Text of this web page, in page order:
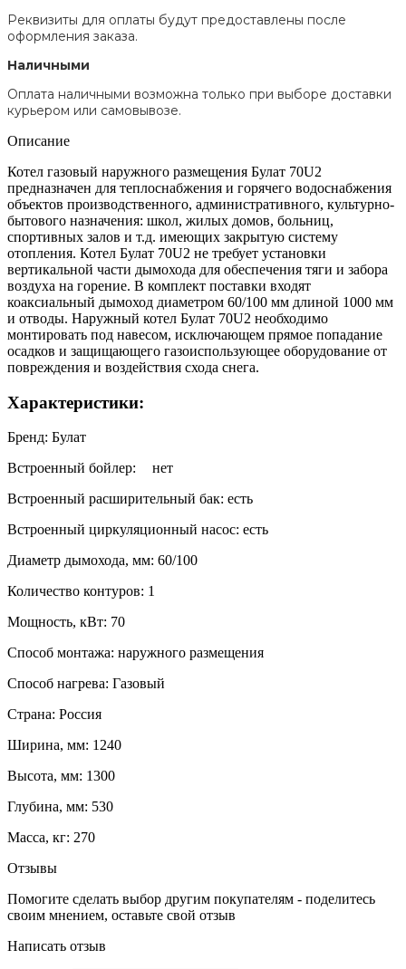
Реквизиты для оплаты будут предоставлены после
оформления заказа.
Наличными
Оплата наличными возможна только при выборе доставки
курьером или самовывозе.
Описание
Котел газовый наружного размещения Булат 70U2
предназначен для теплоснабжения и горячего водоснабжения
объектов производственного, административного, культурно-
бытового назначения: школ, жилых домов, больниц,
спортивных залов и т.д. имеющих закрытую систему
отопления. Котел Булат 70U2 не требует установки
вертикальной части дымохода для обеспечения тяги и забора
воздуха на горение. В комплект поставки входят
коаксиальный дымоход диаметром 60/100 мм длиной 1000 мм
и отводы. Наружный котел Булат 70U2 необходимо
монтировать под навесом, исключающем прямое попадание
осадков и защищающего газоиспользующее оборудование от
повреждения и воздействия схода снега.
Характеристики:
Бренд: Булат
Встроенный бойлер:
нет
Встроенный расширительный бак: есть
Встроенный циркуляционный насос: есть
Диаметр дымохода, мм: 60/100
Количество контуров: 1
Мощность, кВт: 70
Способ монтажа: наружного размещения
Способ нагрева: Газовый
Страна: Россия
Ширина, мм: 1240
Высота, мм: 1300
Глубина, мм: 530
Масса, кг: 270
Отзывы
Помогите сделать выбор другим покупателям - поделитесь
своим мнением, оставьте свой отзыв
Написать отзыв